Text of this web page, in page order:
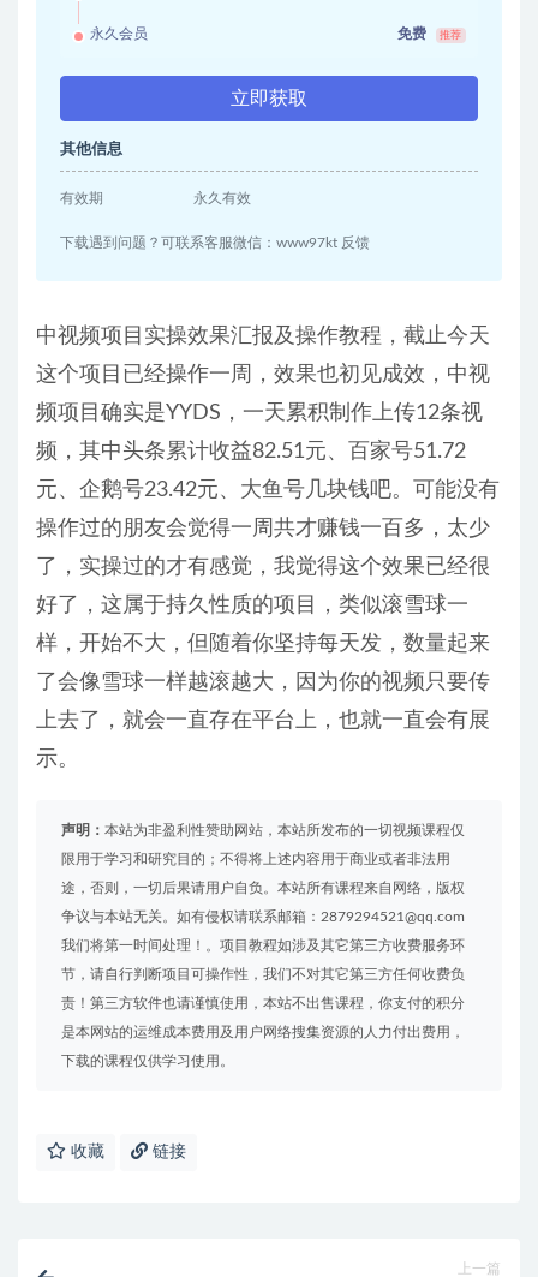
永久会员 免费 推荐
立即获取
其他信息
有效期 永久有效
下载遇到问题？可联系客服微信：www97kt 反馈
中视频项目实操效果汇报及操作教程，截止今天
这个项目已经操作一周，效果也初见成效，中视
频项目确实是YYDS，一天累积制作上传12条视
频，其中头条累计收益82.51元、百家号51.72
元、企鹅号23.42元、大鱼号几块钱吧。可能没有
操作过的朋友会觉得一周共才赚钱一百多，太少
了，实操过的才有感觉，我觉得这个效果已经很
好了，这属于持久性质的项目，类似滚雪球一
样，开始不大，但随着你坚持每天发，数量起来
了会像雪球一样越滚越大，因为你的视频只要传
上去了，就会一直存在平台上，也就一直会有展
示。
声明： 本站为非盈利性赞助网站，本站所发布的一切视频课程仅
限用于学习和研究目的；不得将上述内容用于商业或者非法用
途，否则，一切后果请用户自负。本站所有课程来自网络，版权
争议与本站无关。如有侵权请联系邮箱：2879294521@qq.com
我们将第一时间处理！。项目教程如涉及其它第三方收费服务环
节，请自行判断项目可操作性，我们不对其它第三方任何收费负
责！第三方软件也请谨慎使用，本站不出售课程，你支付的积分
是本网站的运维成本费用及用户网络搜集资源的人力付出费用，
下载的课程仅供学习使用。
收藏 链接
上一篇